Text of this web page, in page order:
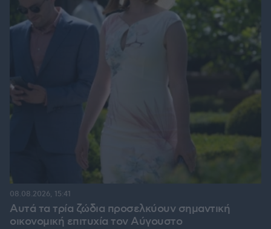
Αυτά τα τρία ζώδια προσελκύουν σημαντική
οικονομική επιτυχία τον Αύγουστο
08.08.2026, 15:41